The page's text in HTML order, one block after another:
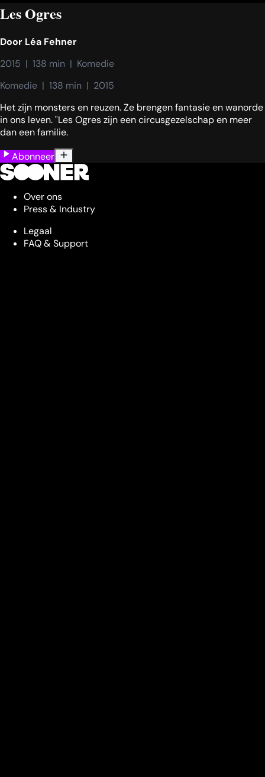
Les Ogres
Door Léa Fehner
2015  |  138 min  |  Komedie
Komedie  |  138 min  |  2015
Het zijn monsters en reuzen. Ze brengen fantasie en wanorde
in ons leven. "Les Ogres zijn een circusgezelschap en meer
dan een familie.
Abonneer
Over ons
Press & Industry
Legaal
FAQ & Support